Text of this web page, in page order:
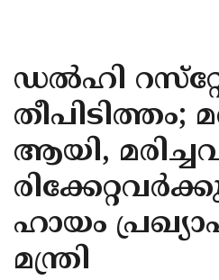
KANNUR
KASARAGOD
ഡല്‍ഹി
തീപിടിത്തം;
ആയി,
ഹായം
മന്ത്രി